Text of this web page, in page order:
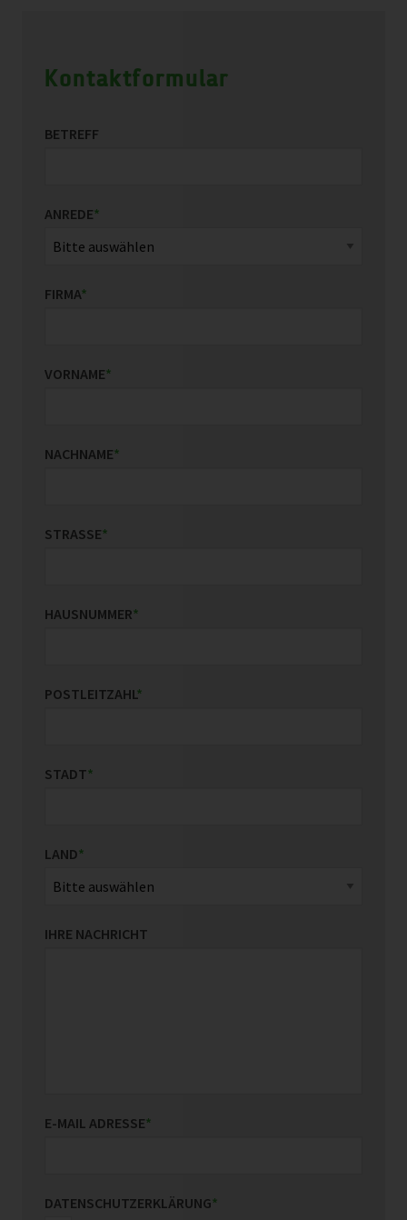
Kontaktformular
BETREFF
ANREDE*
FIRMA*
VORNAME*
NACHNAME*
STRASSE *
HAUSNUMMER*
POSTLEITZAHL*
STADT*
LAND*
IHRE NACHRICHT
E-MAIL ADRESSE*
DATENSCHUTZERKLÄRUNG*